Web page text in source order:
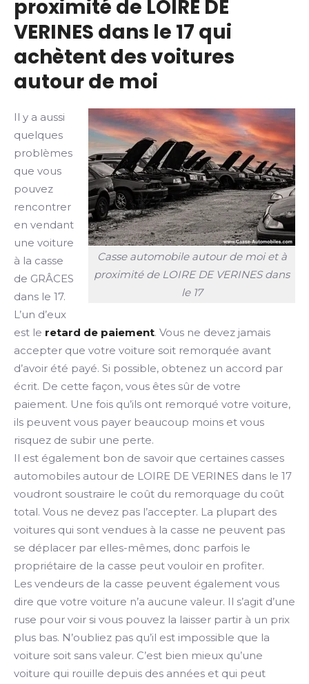
proximité de LOIRE DE
VERINES dans le 17 qui
achètent des voitures
autour de moi
Casse automobile autour de moi et à
proximité de LOIRE DE VERINES dans
le 17
Il y a aussi
quelques
problèmes
que vous
pouvez
rencontrer
en vendant
une voiture
à la casse
de GRÂCES
dans le 17.
L’un d’eux
est le retard de paiement. Vous ne devez jamais
accepter que votre voiture soit remorquée avant
d’avoir été payé. Si possible, obtenez un accord par
écrit. De cette façon, vous êtes sûr de votre
paiement. Une fois qu’ils ont remorqué votre voiture,
ils peuvent vous payer beaucoup moins et vous
risquez de subir une perte.
Il est également bon de savoir que certaines casses
automobiles autour de LOIRE DE VERINES dans le 17
voudront soustraire le coût du remorquage du coût
total. Vous ne devez pas l’accepter. La plupart des
voitures qui sont vendues à la casse ne peuvent pas
se déplacer par elles-mêmes, donc parfois le
propriétaire de la casse peut vouloir en profiter.
Les vendeurs de la casse peuvent également vous
dire que votre voiture n’a aucune valeur. Il s’agit d’une
ruse pour voir si vous pouvez la laisser partir à un prix
plus bas. N’oubliez pas qu’il est impossible que la
voiture soit sans valeur. C’est bien mieux qu’une
voiture qui rouille depuis des années et qui peut